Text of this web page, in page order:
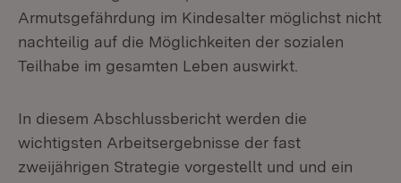
Armutsgefährdung im Kindesalter möglichst nicht
nachteilig auf die Möglichkeiten der sozialen
Teilhabe im gesamten Leben auswirkt.
In diesem Abschlussbericht werden die
wichtigsten Arbeitsergebnisse der fast
zweijährigen Strategie vorgestellt und und ein